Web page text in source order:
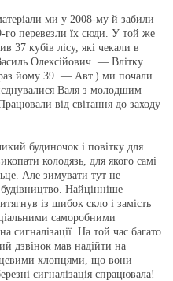
ми у 2008-му й забили
го перевезли їх сюди. У той же
37 кубів лісу, які чекали в
Олексійович. — Влітку
йому 39. — Авт.) ми почали
Валя з молодшим
від світання до заходу
будиночок і повітку для
колодязь, для якого самі
Але зимувати тут не
Найцінніше
із шибок скло і замість
саморобними
сигналізації. На той час багато
дзвінок мав надійти на
хлопцями, що вони
сигналізація спрацювала!